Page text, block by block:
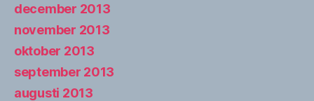
december 2013
november 2013
oktober 2013
september 2013
augusti 2013